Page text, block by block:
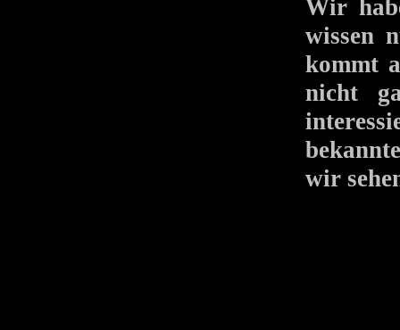
Wir
wissen
kommt
nicht
wir